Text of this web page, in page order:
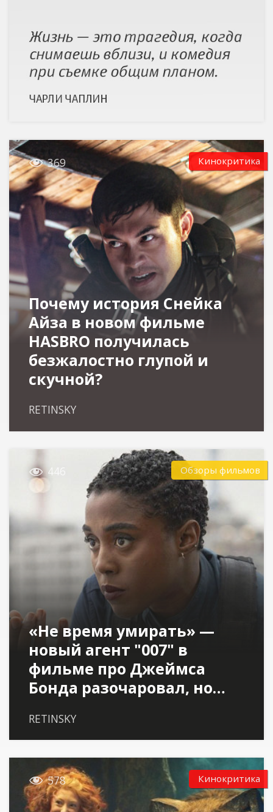
 369 Кинокритика
Почему история Снейка
Айза в новом фильме
HASBRO получилась
безжалостно глупой и
скучной?
RETINSKY
 446 Обзоры фильмов
«Не время умирать» —
новый агент "007" в
фильме про Джеймса
Бонда разочаровал, но…
RETINSKY
 578 Кинокритика